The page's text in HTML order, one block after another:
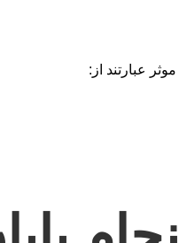
عبارتند از: